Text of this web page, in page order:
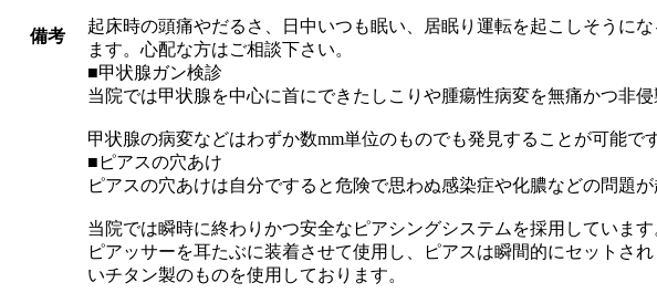
備考
起床時の頭痛やだるさ、日中いつも眠い、居眠り運転を起こしそうに
ます。心配な方はご相談下さい。
■甲状腺ガン検診
当院では甲状腺を中心に首にできたしこりや腫瘍性病変を無痛かつ非
甲状腺の病変などはわずか数mm単位のものでも発見することが可能
■ピアスの穴あけ
ピアスの穴あけは自分ですると危険で思わぬ感染症や化膿などの問題が
当院では瞬時に終わりかつ安全なピアシングシステムを採用しています
ピアッサーを耳たぶに装着させて使用し、ピアスは瞬間的にセットさ
いチタン製のものを使用しております。